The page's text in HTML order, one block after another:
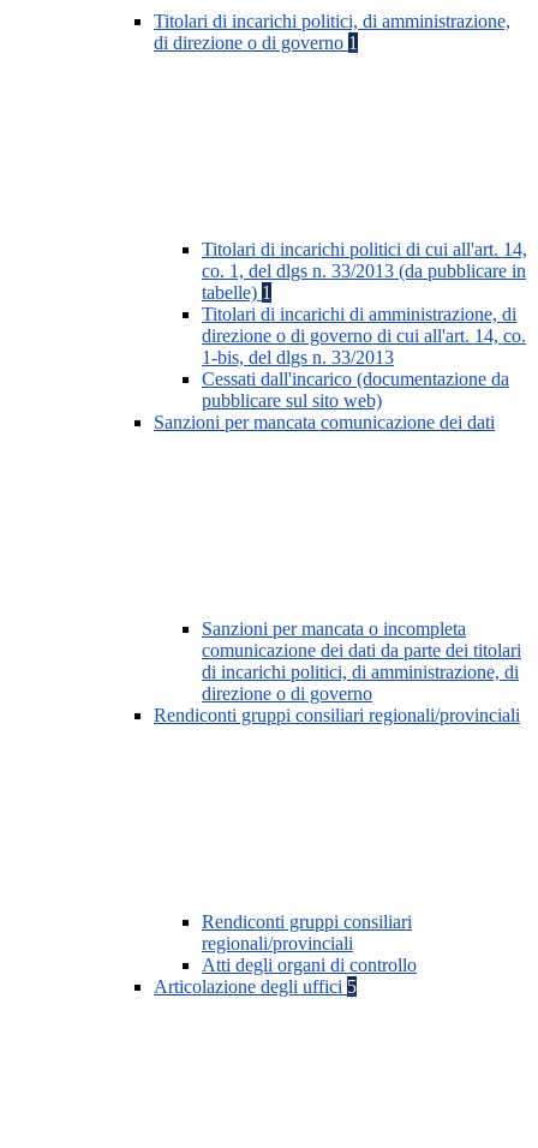
Titolari di incarichi politici, di amministrazione,
di direzione o di governo 1
Titolari di incarichi politici di cui all'art. 14,
co. 1, del dlgs n. 33/2013 (da pubblicare in
tabelle) 1
Titolari di incarichi di amministrazione, di
direzione o di governo di cui all'art. 14, co.
1-bis, del dlgs n. 33/2013
Cessati dall'incarico (documentazione da
pubblicare sul sito web)
Sanzioni per mancata comunicazione dei dati
Sanzioni per mancata o incompleta
comunicazione dei dati da parte dei titolari
di incarichi politici, di amministrazione, di
direzione o di governo
Rendiconti gruppi consiliari regionali/provinciali
Rendiconti gruppi consiliari
regionali/provinciali
Atti degli organi di controllo
Articolazione degli uffici 5